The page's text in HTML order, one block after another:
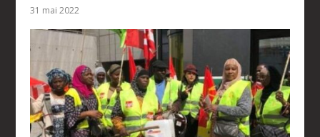
31 mai 2022